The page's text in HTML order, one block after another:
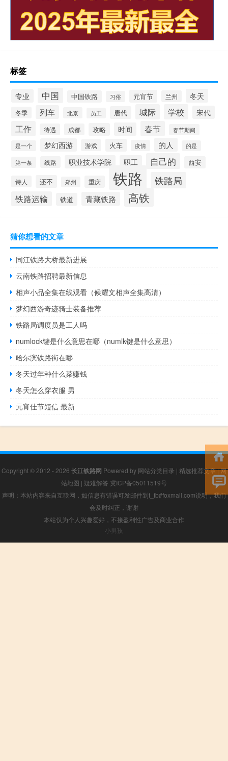
标签
专业 中国 中国铁路 习俗 元宵节 兰州 冬天
冬季 列车 北京 员工 唐代 城际 学校 宋代
工作 待遇 成都 攻略 时间 春节 春节期间
是一个 梦幻西游 游戏 火车 疫情 的人 的是
第一条 线路 职业技术学院 职工 自己的 西安
诗人 还不 郑州 重庆 铁路 铁路局
铁路运输 铁道 青藏铁路 高铁
猜你想看的文章
同江铁路大桥最新进展
云南铁路招聘最新信息
相声小品全集在线观看（候耀文相声全集高清）
梦幻西游奇迹骑士装备推荐
铁路局调度员是工人吗
numlock键是什么意思在哪（numlk键是什么意思）
哈尔滨铁路街在哪
冬天过年种什么菜赚钱
冬天怎么穿衣服 男
元宵佳节短信 最新
Copyright © 2012 - 2026 长江铁路网 Powered by 网站分类目录 | 精选推荐文章|网
站地图 | 疑难解答 冀ICP备05011519号
声明：本站内容来自互联网，如信息有错误可发邮件到f_fb#foxmail.com说明，我们
会及时纠正，谢谢
本站仅为个人兴趣爱好，不接盈利性广告及商业合作
小男孩